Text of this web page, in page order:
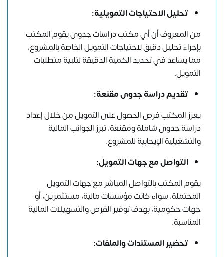
تحليل الاحتياجات التمويلية:
من المعروف أن أي مكتب دراسات جدوى يقوم المكتب
بإجراء تحليل دقيق لاحتياجات التمويل الخاصة بالمشروع،
مما يساعد في تحديد الكمية الدقيقة لتلبية متطلبات
التمويل.
تقديم دراسة جدوى مقنعة:
يعزز المكتب فرص الحصول على التمويل من خلال إعداد
دراسة جدوى شاملة ومقنعة، تبرز الجوانب المالية
والتشغيلية الإيجابية للمشروع.
التواصل مع جهات التمويل:
يقوم المكتب بالتواصل المباشر مع جهات التمويل
المحتملة، سواء كانت مؤسسات مالية، مستثمرين، أو
جهات حكومية، بهدف توفير الفرص والتسهيلات المالية
المناسبة.
تحضير المستندات والملفات: